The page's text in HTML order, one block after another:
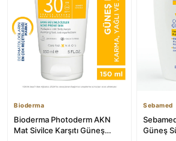
Bioderma
Bioderma Photoderm AKN
Mat Sivilce Karşıtı Güneş
Sebamed
Güneş